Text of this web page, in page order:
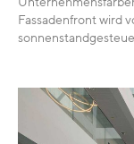
Fassadenfront wird